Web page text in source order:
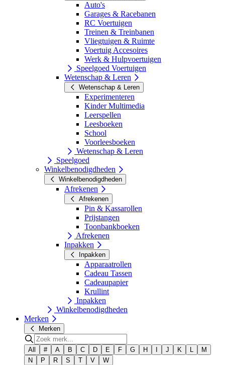
Auto's
Garages & Racebanen
RC Voertuigen
Treinen & Treinbanen
Vliegtuigen & Ruimte
Voertuig Accesoires
Werk & Hulpvoertuigen
Speelgoed Voertuigen
Wetenschap & Leren
Wetenschap & Leren
Experimenteren
Kinder Multimedia
Leerspellen
Leesboeken
School
Voorleesboeken
Wetenschap & Leren
Speelgoed
Winkelbenodigdheden
Winkelbenodigdheden
Afrekenen
Afrekenen
Pin & Kassarollen
Prijstangen
Toonbankboeken
Afrekenen
Inpakken
Inpakken
Apparaatrollen
Cadeau Tassen
Cadeaupapier
Krullint
Inpakken
Winkelbenodigdheden
Merken
Merken
All # A B C D E F G H J K L
M
N
P R S T V W